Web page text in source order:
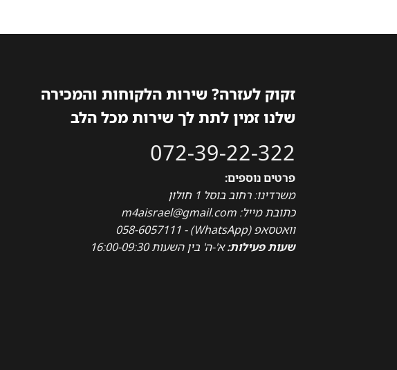
זקוק לעזרה? שירות הלקוחות והמכירה
שלנו זמין לתת לך שירות מכל הלב
072-39-22-322
פרטים נוספים:
משרדינו: רחוב בוסל 1 חולון
כתובת מייל: m4aisrael@gmail.com
וואטסאפ (WhatsApp) - 058-6057111
שעות פעילות:א'-ה' בין השעות 16:00-09:30